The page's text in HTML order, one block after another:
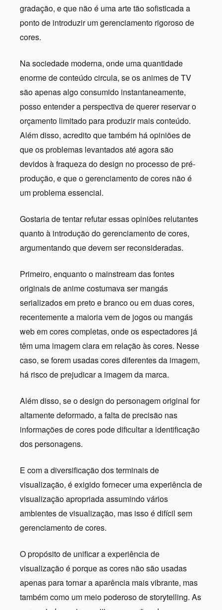
gradação, e que não é uma arte tão sofisticada a
ponto de introduzir um gerenciamento rigoroso de
cores.
Na sociedade moderna, onde uma quantidade
enorme de conteúdo circula, se os animes de TV
são apenas algo consumido instantaneamente,
posso entender a perspectiva de querer reservar o
orçamento limitado para produzir mais conteúdo.
Além disso, acredito que também há opiniões de
que os problemas levantados até agora são
devidos à fraqueza do design no processo de pré-
produção, e que o gerenciamento de cores não é
um problema essencial.
Gostaria de tentar refutar essas opiniões relutantes
quanto à introdução do gerenciamento de cores,
argumentando que devem ser reconsideradas.
Primeiro, enquanto o mainstream das fontes
originais de anime costumava ser mangás
serializados em preto e branco ou em duas cores,
recentemente a maioria vem de jogos ou mangás
web em cores completas, onde os espectadores já
têm uma imagem clara em relação às cores. Nesse
caso, se forem usadas cores diferentes da imagem,
há risco de prejudicar a imagem da marca.
Além disso, se o design do personagem original for
altamente deformado, a falta de precisão nas
informações de cores pode dificultar a identificação
dos personagens.
E com a diversificação dos terminais de
visualização, é exigido fornecer uma experiência de
visualização apropriada assumindo vários
ambientes de visualização, mas isso é difícil sem
gerenciamento de cores.
O propósito de unificar a experiência de
visualização é porque as cores não são usadas
apenas para tornar a aparência mais vibrante, mas
também como um meio poderoso de storytelling. As